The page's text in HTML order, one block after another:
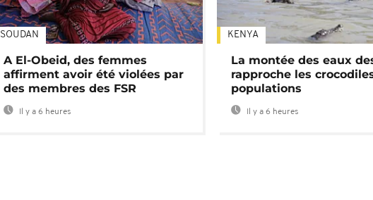
SOUDAN
A El-Obeid, des femmes
affirment avoir été violées par
des membres des FSR
Il y a 6 heures
KENYA
La montée des eaux
rapproche les
populations
Il y a 6 heures